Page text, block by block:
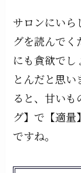
サロンにいら
グを読んで
にも貪欲で
とんだと思
ると、甘い
グ】で【適
ですね。